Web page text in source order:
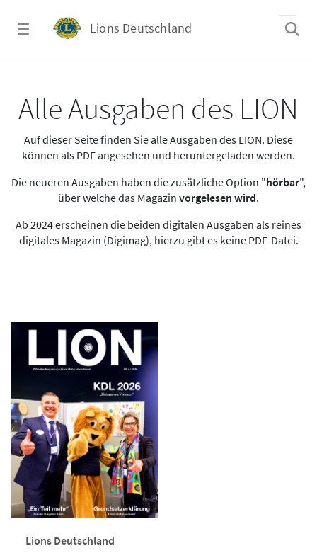
Lions Deutschland
Alle Ausgaben des LION
Auf dieser Seite finden Sie alle Ausgaben des LION. Diese
können als PDF angesehen und heruntergeladen werden.
Die neueren Ausgaben haben die zusätzliche Option "hörbar",
über welche das Magazin vorgelesen wird.
Ab 2024 erscheinen die beiden digitalen Ausgaben als reines
digitales Magazin (Digimag), hierzu gibt es keine PDF-Datei.
Lions Deutschland